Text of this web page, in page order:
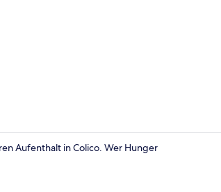
Aufenthalt in Colico. Wer Hunger